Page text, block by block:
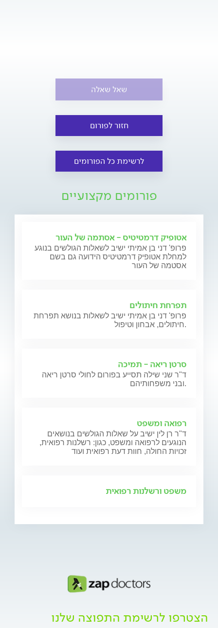
שאל שאלה
חזור לפורום
לרשימת כל הפורומים
פורומים מקצועיים
אטופיק דרמטיטיס - אסתמה של העור
פרופ' דני בן אמיתי ישיב לשאלות הגולשים בנוגע
למחלת אטופיק דרמטיטיס הידועה גם בשם
אסטמה של העור
תפרחת חיתולים
פרופ' דני בן אמיתי ישיב לשאלות בנושא תפרחת
חיתולים, אבחון וטיפול.
סרטן ריאה - תמיכה
ד"ר שני שילה תסייע בפורום לחולי סרטן ריאה
ובני משפחותיהם.
רפואה ומשפט
ד"ר רן לין ישיב על שאלות הגולשים בנושאים
הנוגעים לרפואה ומשפט, כגון: רשלנות רפואית,
זכויות החולה, חוות דעת רפואית ועוד
משפט ורשלנות רפואית
הצטרפו לרשימת התפוצה שלנו